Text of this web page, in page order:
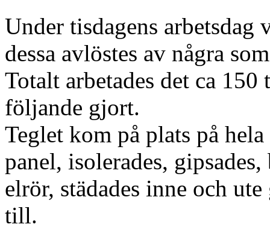
Under tisdagens arbetsdag
dessa avlöstes av några
Totalt arbetades det ca
följande gjort.
Teglet kom på plats på
panel, isolerades,
elrör, städades inne och
till.